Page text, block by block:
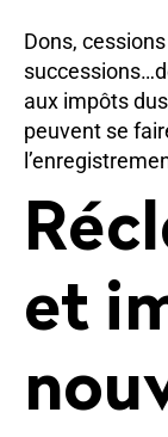
Dons,
aux impôts
peuvent se
et